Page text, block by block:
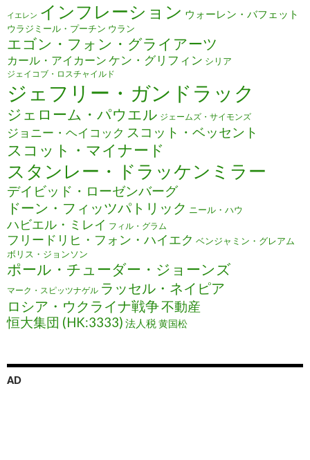
イエレン インフレーション ウォーレン・バフェット
ウラジミール・プーチン ウラン
エゴン・フォン・グライアーツ
カール・アイカーン ケン・グリフィン シリア
ジェイコブ・ロスチャイルド
ジェフリー・ガンドラック
ジェローム・パウエル ジェームズ・サイモンズ
ジョニー・ヘイコック スコット・ベッセント
スコット・マイナード
スタンレー・ドラッケンミラー
デイビッド・ローゼンバーグ
ドーン・フィッツパトリック ニール・ハウ
ハビエル・ミレイ フィル・グラム
フリードリヒ・フォン・ハイエク ベンジャミン・グレアム
ボリス・ジョンソン
ポール・チューダー・ジョーンズ
マーク・スピッツナゲル ラッセル・ネイピア
ロシア・ウクライナ戦争不動産
恒大集団 (HK:3333) 法人税黄国松
AD